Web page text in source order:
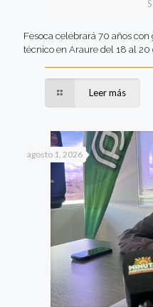
Fesoca celebrará 70 años
técnico en Araure del 18 al
Leer más
agosto 1, 2026